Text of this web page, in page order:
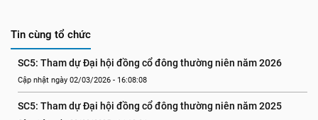
Tin cùng tổ chức
SC5: Tham dự Đại hội đồng cổ đông thường niên năm 2026
Cập nhật ngày 02/03/2026 - 16:08:08
SC5: Tham dự Đại hội đồng cổ đông thường niên năm 2025